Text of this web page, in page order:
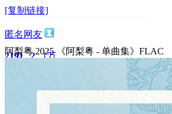
[复制链接]
匿名网友
2191 2 1万
阿梨粤.2025 《阿梨粤 - 单曲集》FLAC